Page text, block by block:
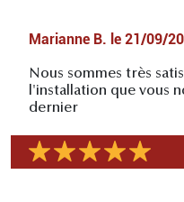
Marianne B. le 21/09/
Nous sommes très
l'installation que vous
dernier